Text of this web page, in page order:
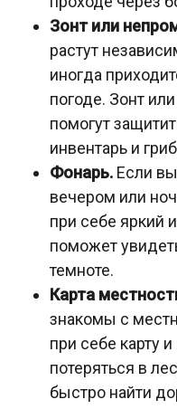
Зонт или
растут
иногда
погоде. Зонт
помогут
инвентарь и
Фонарь. Если
вечером или
при себе яркий
поможет
темноте.
Карта
знакомы с
при себе карту
потеряться в
быстро найти